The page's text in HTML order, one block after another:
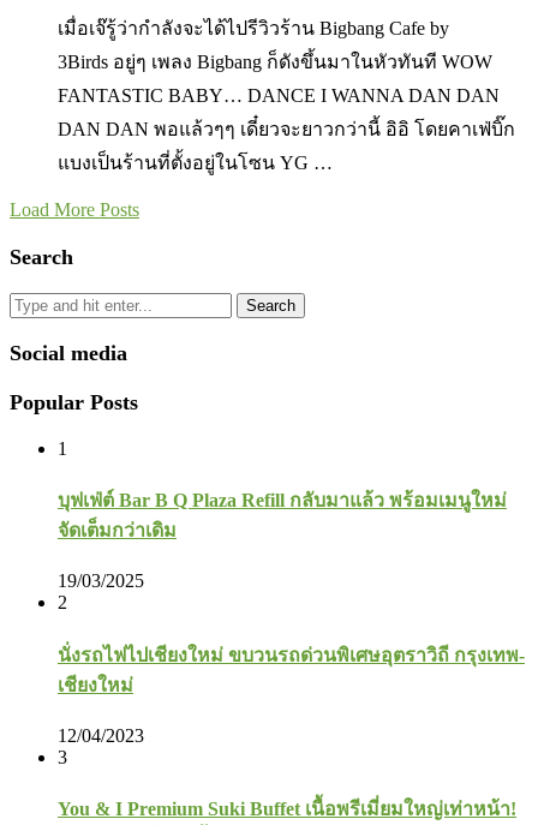
เมื่อเจ๊รู้ว่ากำลังจะได้ไปรีวิวร้าน Bigbang Cafe by
3Birds อยู่ๆ เพลง Bigbang ก็ดังขึ้นมาในหัวทันที WOW
FANTASTIC BABY… DANCE I WANNA DAN DAN
DAN DAN พอแล้วๆๆ เดี๋ยวจะยาวกว่านี้ อิอิ โดยคาเฟ่บิ๊ก
แบงเป็นร้านที่ตั้งอยู่ในโซน YG …
Load More Posts
Search
Search
Social media
Popular Posts
1
บุฟเฟ่ต์ Bar B Q Plaza Refill กลับมาแล้ว พร้อมเมนูใหม่
จัดเต็มกว่าเดิม
19/03/2025
2
นั่งรถไฟไปเชียงใหม่ ขบวนรถด่วนพิเศษอุตราวิถี กรุงเทพ-
เชียงใหม่
12/04/2023
3
You & I Premium Suki Buffet เนื้อพรีเมี่ยมใหญ่เท่าหน้า!